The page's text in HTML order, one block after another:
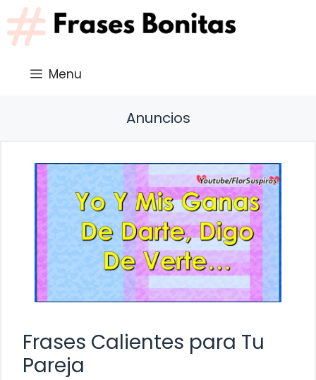
Saltar
al
contenido
Menu
Anuncios
Frases Calientes para Tu
Pareja